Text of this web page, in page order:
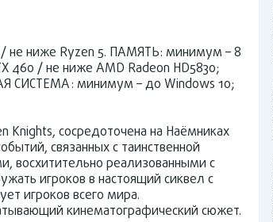
не ниже Ryzen 5. ПАМЯТЬ: минимум – 8
/ не ниже AMD Radeon HD5830;
СИСТЕМА: минимум – до Windows 10;
Knights, сосредоточена на Наёмниках
связанных с таинственной
восхитительно реализованными с
игроков в настоящий сиквел с
игроков всего мира.
кинематографический сюжет.